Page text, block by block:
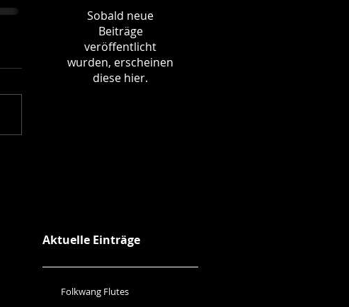
Sobald neue
Beiträge
veröffentlicht
wurden, erscheinen
diese hier.
Aktuelle Einträge
Folkwang Flutes